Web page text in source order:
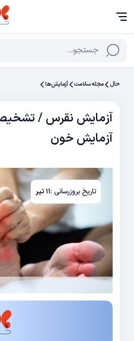
جستجو...
حال مجله سلامت آزمایش‌‌ها
آزمایش نقرس /
آزمایش خون
تاریخ بروزرسانی :۱۱ تیر